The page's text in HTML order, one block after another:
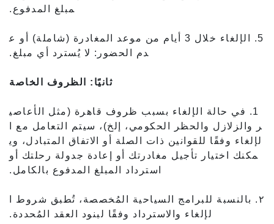
مبلغ المدفوع.
5. الإلغاء خلال 3 أيام من موعد المغادرة (شاملة) أو ع
دم الحضور: لا يُسترد أي مبلغ.
ثانيًا: الظروف الخاصة
1. في حالة الإلغاء بسبب ظروف قاهرة (مثل الأعاصي
ر والزلازل والحظر الحكومي، إلخ)، سيتم التعامل مع ا
لإلغاء وفقًا للقوانين ذات الصلة أو الاتفاق المتبادل، وي
مكنك اختيار تأجيل مغادرتك أو إعادة جدولة رحلتك أو
استرداد المبلغ المدفوع بالكامل.
٢. بالنسبة للبرامج السياحية المُخصصة، تُطبق شروط ا
لإلغاء والاسترداد وفقًا لبنود العقد المُحددة.